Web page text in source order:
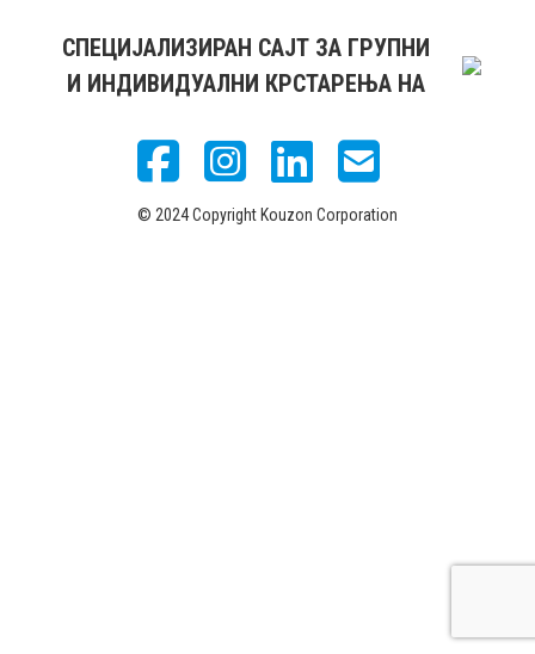
СПЕЦИЈАЛИЗИРАН САЈТ ЗА ГРУПНИ
И ИНДИВИДУАЛНИ КРСТАРЕЊА НА
© 2024 Copyright Kouzon Corporation